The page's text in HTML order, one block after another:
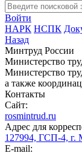
Войти
НАРК НСПК
Назад
Минтруд России
Министерство
Министерство
а также
Контакты
Сайт:
rosmintrud.ru
Адрес для
127994, ГСП-4, г.
E-mail: